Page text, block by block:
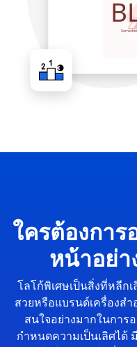
ใครต้องกา
หน้าอย่า
โลโก้พิเศษเป็นสิ่งที่หลีก
สวยหรือแบรนด์เครื่องส
สนใจอย่างมากในกา
กำหนดความเป็นเลิศได้